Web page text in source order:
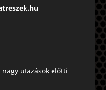
nagy utazások előtti